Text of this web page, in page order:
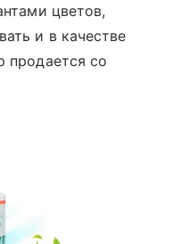
цветов,
и в качестве
продается со